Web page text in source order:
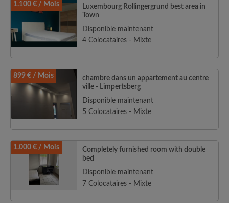
1.100 € / Mois
Luxembourg Rollingergrund best area in
Town
Disponible maintenant
4 Colocataires - Mixte
899 € / Mois
chambre dans un appartement au centre
ville - Limpertsberg
Disponible maintenant
5 Colocataires - Mixte
1.000 € / Mois
Completely furnished room with double
bed
Disponible maintenant
7 Colocataires - Mixte